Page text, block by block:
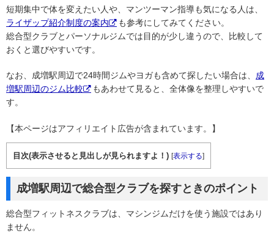
短期集中で体を変えたい人や、マンツーマン指導も気になる人は、
ライザップ紹介制度の案内
も参考にしてみてください。
総合型クラブとパーソナルジムでは目的が少し違うので、比較して
おくと選びやすいです。
なお、成増駅周辺で24時間ジムやヨガも含めて探したい場合は、 成
増駅周辺のジム比較
もあわせて見ると、全体像を整理しやすいで
す。
【本ページはアフィリエイト広告が含まれています。】
目次(表示させると見出しが見られますよ！) [表示する]
成増駅周辺で総合型クラブを探すときのポイント
総合型フィットネスクラブは、マシンジムだけを使う施設ではあり
ません。